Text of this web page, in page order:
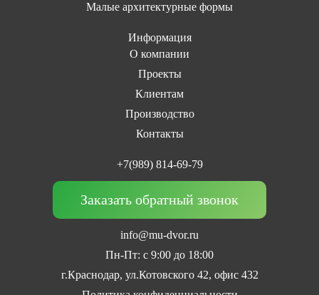
Малые архитектурные формы
Информация
О компании
Проекты
Клиентам
Производство
Контакты
+7(989) 814-69-79
Заказать обратный звонок
info@mu-dvor.ru
Пн-Пт: с 9:00 до 18:00
г.Краснодар, ул.Котовского 42, офис 432